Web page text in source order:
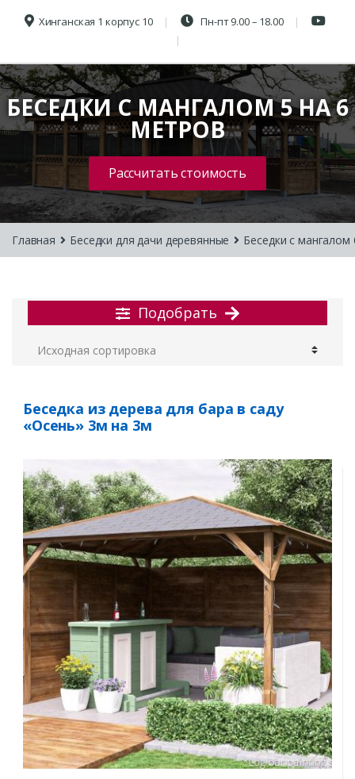
Хинганская 1 корпус 10 Пн-пт 9.00 – 18.00
БЕСЕДКИ С МАНГАЛОМ 5 НА 6
МЕТРОВ
Рассчитать стоимость
Главная Беседки для дачи деревянные Беседки с
Подобрать
Беседка из дерева для бара в саду
«Осень» 3м на 3м